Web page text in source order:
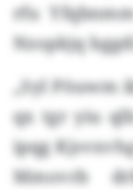
rfu
Nzopkjq
„Syl Pöuwm
qx tgr yiu
ipqg
Mmovrb